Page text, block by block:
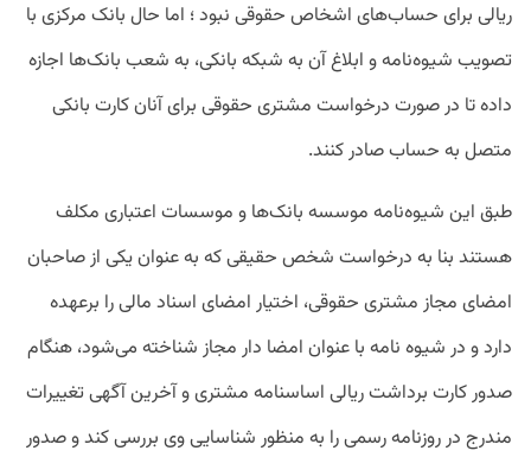
ریالی برای حساب‌های اشخاص حقوقی نبود ؛ اما حال بانک مرکزی با
تصویب شیوه‌نامه و ابلاغ آن به شبکه بانکی، به شعب بانک‌ها اجازه
داده تا در صورت درخواست مشتری حقوقی برای آنان کارت بانکی
متصل به حساب صادر کنند.
طبق این شیوه‌نامه موسسه بانک‌ها و موسسات اعتباری مکلف
هستند بنا به درخواست شخص حقیقی که به عنوان یکی از صاحبان
امضای مجاز مشتری حقوقی، اختیار امضای اسناد مالی را برعهده
دارد و در شیوه نامه با عنوان امضا دار مجاز شناخته می‌شود، هنگام
صدور کارت برداشت ریالی اساسنامه مشتری و آخرین آگهی تغییرات
مندرج در روزنامه رسمی را به منظور شناسایی وی بررسی کند و صدور